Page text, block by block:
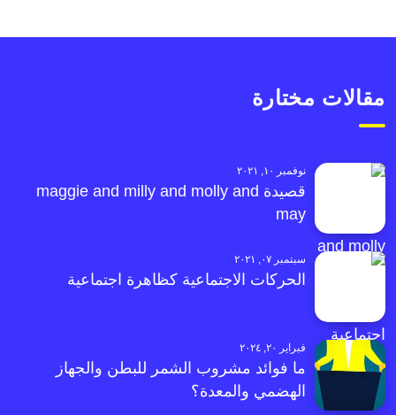
مقالات مختارة
نوفمبر ١٠, ٢٠٢١
قصيدة maggie and milly and molly and
may
سبتمبر ٠٧, ٢٠٢١
الحركات الاجتماعية كظاهرة اجتماعية
فبراير ٢٠, ٢٠٢٤
ما فوائد مشروب الشمر للبطن والجهاز
الهضمي والمعدة؟